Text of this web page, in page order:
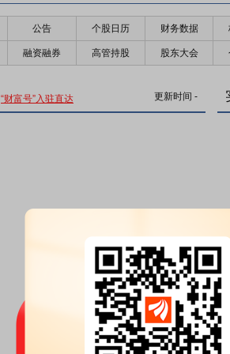
公告 个股日历 财务数据
融资融券 高管持股 股东大会
“财富号”入驻直达 更新时间 -
主力净比：
超大单净比：